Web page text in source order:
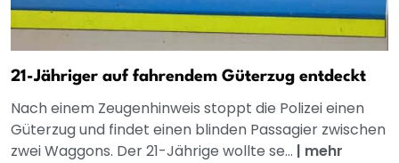
21-Jähriger auf fahrendem Güterzug entdeckt
Nach einem Zeugenhinweis stoppt die Polizei einen
Güterzug und findet einen blinden Passagier zwischen
zwei Waggons. Der 21-Jährige wollte se... | mehr